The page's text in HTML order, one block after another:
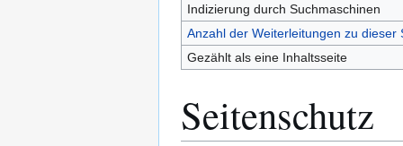
Indizierung durch Suchmaschinen
Anzahl der Weiterleitungen zu dieser
Gezählt als eine Inhaltsseite
Seitenschutz